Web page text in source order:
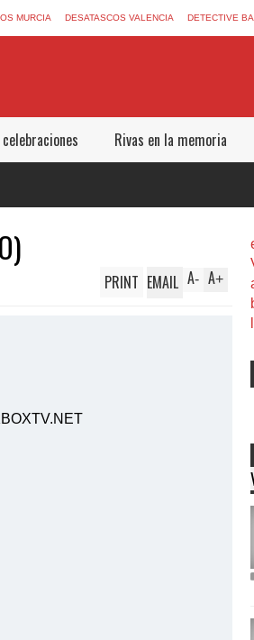
MURCIA DESATASCOS VALENCIA DETECTIVE
Rivas en la memoria
A+
A-
PRINT EMAIL